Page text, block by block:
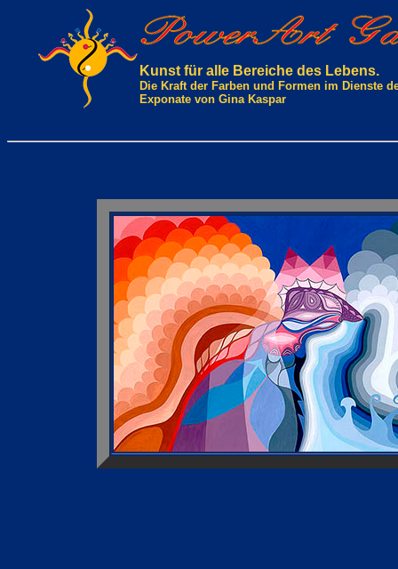
Kunst für alle Bereiche des Lebens.
Die Kraft der Farben und Formen im Dienste
Exponate von Gina Kaspar